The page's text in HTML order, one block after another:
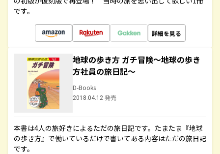
です。
詳細を見る
地球の歩き方 ガチ冒険～地球の歩き
方社員の旅日記～
D-Books
2018.04.12 発売
本書は4人の旅好きによるただの旅日記です。たまたま『地球
の歩き方』で働いているだけで書いてある内容はただの旅日記
です。